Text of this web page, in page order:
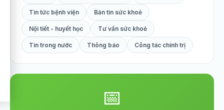
Tin tức bệnh viện Bản tin sức khoẻ
Nội tiết - huyết học Tư vấn sức khoẻ
Tin trong nước Thông báo Công tác chính trị
📅